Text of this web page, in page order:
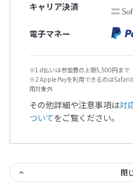
キャリア決済
電子マネー
※1 d払いは参加費の上限5,500円まで
※2 Apple Payを利用できるのはSafari
用対象外
その他詳細や注意事項は対
ついてをご覧ください。
閉